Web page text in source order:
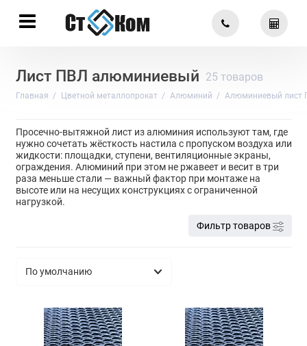
Лист ПВЛ алюминиевый 25 товаров
Главная Цветной металлопрокат Алюминий Алюминиевый лист
Просечно-вытяжной лист из алюминия используют там, где
нужно сочетать жёсткость настила с пропуском воздуха или
жидкости: площадки, ступени, вентиляционные экраны,
ограждения. Алюминий при этом не ржавеет и весит в три
раза меньше стали — важный фактор при монтаже на
высоте или на несущих конструкциях с ограниченной
нагрузкой.
Фильтр товаров